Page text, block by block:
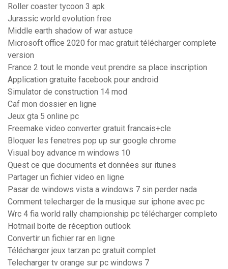
Roller coaster tycoon 3 apk
Jurassic world evolution free
Middle earth shadow of war astuce
Microsoft office 2020 for mac gratuit télécharger complete
version
France 2 tout le monde veut prendre sa place inscription
Application gratuite facebook pour android
Simulator de construction 14 mod
Caf mon dossier en ligne
Jeux gta 5 online pc
Freemake video converter gratuit francais+cle
Bloquer les fenetres pop up sur google chrome
Visual boy advance m windows 10
Quest ce que documents et données sur itunes
Partager un fichier video en ligne
Pasar de windows vista a windows 7 sin perder nada
Comment telecharger de la musique sur iphone avec pc
Wrc 4 fia world rally championship pc télécharger completo
Hotmail boite de réception outlook
Convertir un fichier rar en ligne
Télécharger jeux tarzan pc gratuit complet
Telecharger tv orange sur pc windows 7